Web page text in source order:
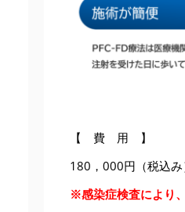
【 費 用 】
180，000円（税込
※感染症検査により